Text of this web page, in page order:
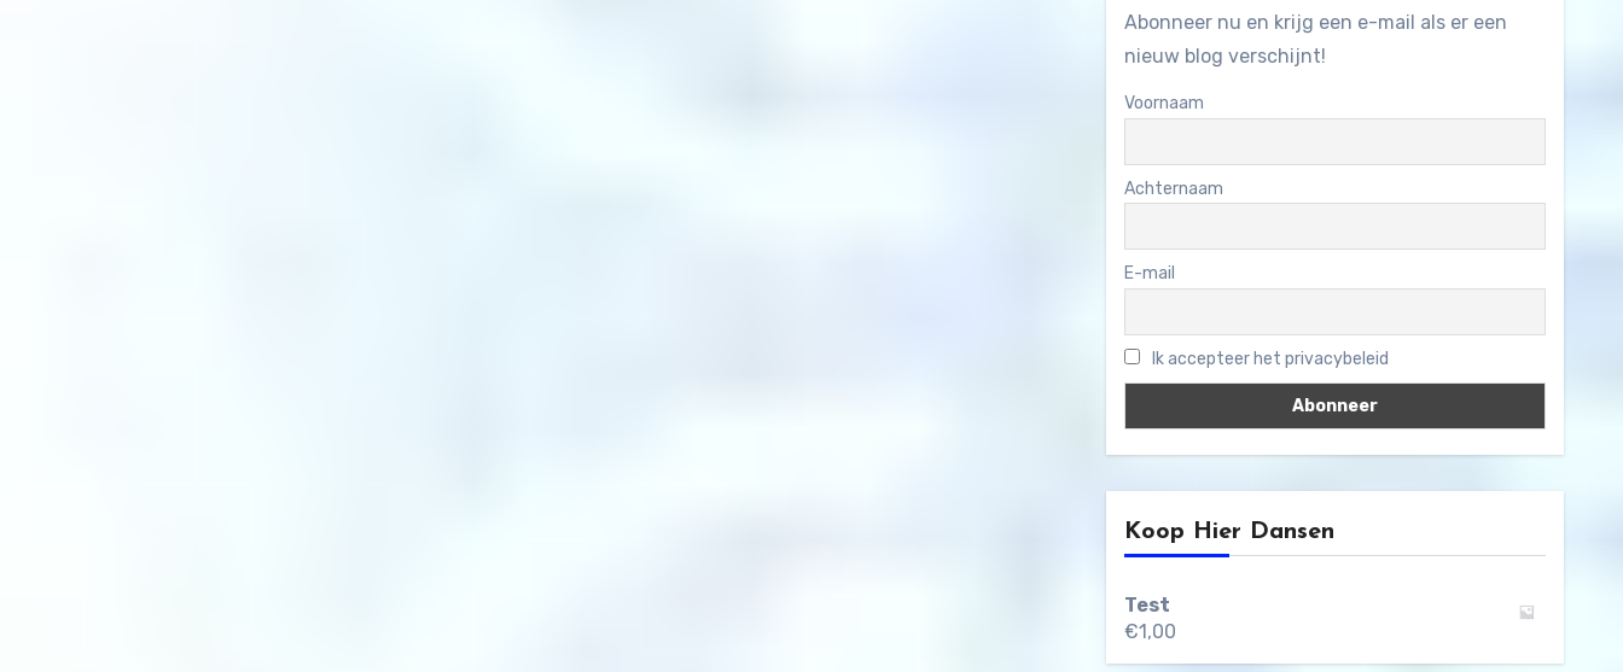
Abonneer nu en krijg een e-mail als er een
nieuw blog verschijnt!
Voornaam
Achternaam
E-mail
Ik accepteer het privacybeleid
Koop Hier Dansen
Test
€1,00